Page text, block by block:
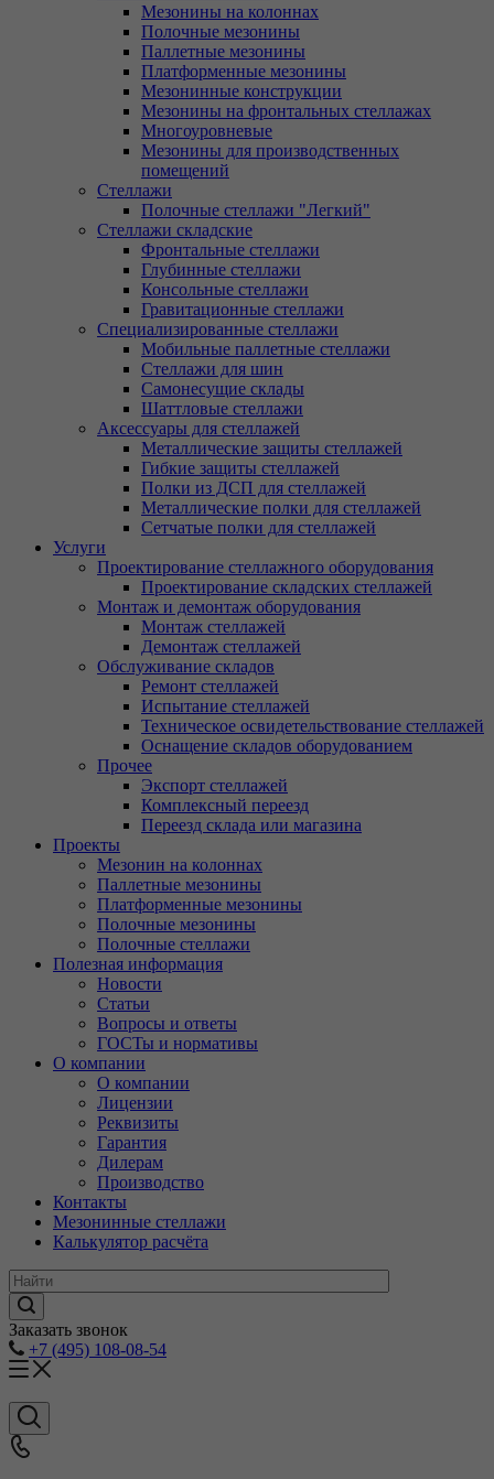
Мезонины на колоннах
Полочные мезонины
Паллетные мезонины
Платформенные мезонины
Мезонинные конструкции
Мезонины на фронтальных стеллажах
Многоуровневые
Мезонины для производственных
помещений
Стеллажи
Полочные стеллажи "Легкий"
Стеллажи складские
Фронтальные стеллажи
Глубинные стеллажи
Консольные стеллажи
Гравитационные стеллажи
Специализированные стеллажи
Мобильные паллетные стеллажи
Стеллажи для шин
Самонесущие склады
Шаттловые стеллажи
Аксессуары для стеллажей
Металлические защиты стеллажей
Гибкие защиты стеллажей
Полки из ДСП для стеллажей
Металлические полки для стеллажей
Сетчатые полки для стеллажей
Услуги
Проектирование стеллажного оборудования
Проектирование складских стеллажей
Монтаж и демонтаж оборудования
Монтаж стеллажей
Демонтаж стеллажей
Обслуживание складов
Ремонт стеллажей
Испытание стеллажей
Техническое освидетельствование стеллажей
Оснащение складов оборудованием
Прочее
Экспорт стеллажей
Комплексный переезд
Переезд склада или магазина
Проекты
Мезонин на колоннах
Паллетные мезонины
Платформенные мезонины
Полочные мезонины
Полочные стеллажи
Полезная информация
Новости
Статьи
Вопросы и ответы
ГОСТы и нормативы
О компании
О компании
Лицензии
Реквизиты
Гарантия
Дилерам
Производство
Контакты
Мезонинные стеллажи
Калькулятор расчёта
Заказать звонок
+7 (495) 108-08-54